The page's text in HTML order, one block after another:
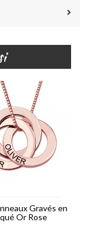
Gravés en
Or Rose